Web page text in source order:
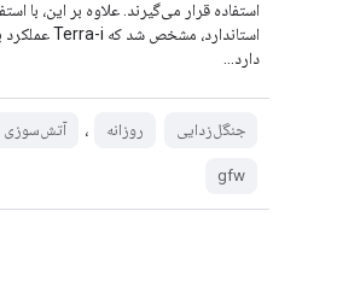
دارد...
جنگل‌زدایی روزانه ، آتش‌سوزی
gfw